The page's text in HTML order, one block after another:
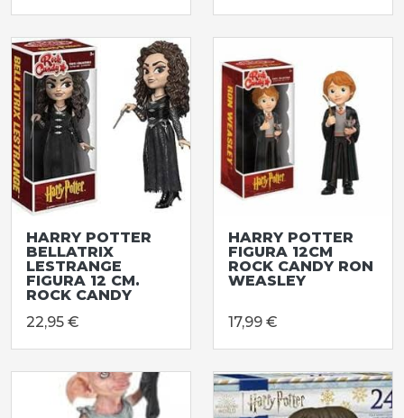
HARRY POTTER
BELLATRIX
LESTRANGE
FIGURA 12 CM.
ROCK CANDY
22,95 €
HARRY POTTER
FIGURA 12CM
ROCK CANDY RON
WEASLEY
17,99 €